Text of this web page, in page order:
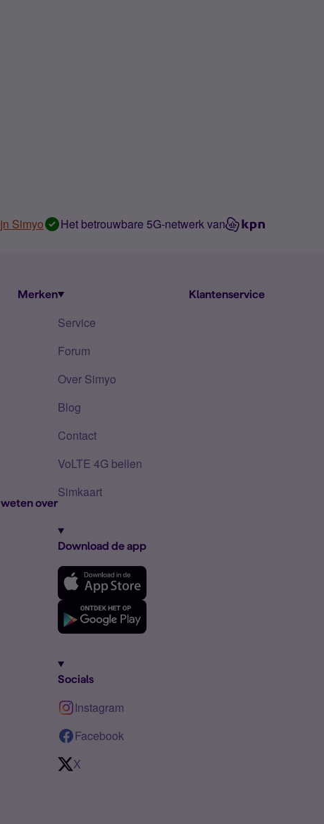
Simyo Het betrouwbare 5G-netwerk van
Merken
over
Klantenservice
Service
Forum
Over Simyo
Blog
Contact
VoLTE 4G bellen
Simkaart
Download de app
Socials
Instagram
Facebook
X